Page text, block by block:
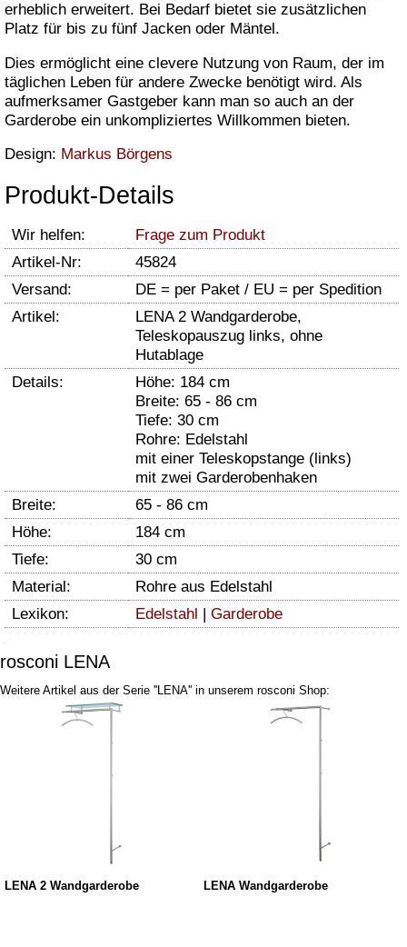
erheblich erweitert. Bei Bedarf bietet sie zusätzlichen
Platz für bis zu fünf Jacken oder Mäntel.
Dies ermöglicht eine clevere Nutzung von Raum, der im
täglichen Leben für andere Zwecke benötigt wird. Als
aufmerksamer Gastgeber kann man so auch an der
Garderobe ein unkompliziertes Willkommen bieten.
Design: Markus Börgens
Produkt-Details
Wir helfen:
Frage zum Produkt
Artikel-Nr:
45824
Versand:
DE = per Paket / EU = per Spedition
Artikel:
LENA 2 Wandgarderobe,
Teleskopauszug links, ohne
Hutablage
Details:
Höhe: 184 cm
Breite: 65 - 86 cm
Tiefe: 30 cm
Rohre: Edelstahl
mit einer Teleskopstange (links)
mit zwei Garderobenhaken
Breite:
65 - 86 cm
Höhe:
184 cm
Tiefe:
30 cm
Material:
Rohre aus Edelstahl
Lexikon:
Edelstahl | Garderobe
rosconi LENA
Weitere Artikel aus der Serie ''LENA'' in unserem rosconi Shop:
LENA 2 Wandgarderobe LENA Wandgarderobe